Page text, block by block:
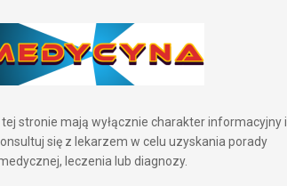
stronie mają wyłącznie charakter informacyjny i
się z lekarzem w celu uzyskania porady
leczenia lub diagnozy.